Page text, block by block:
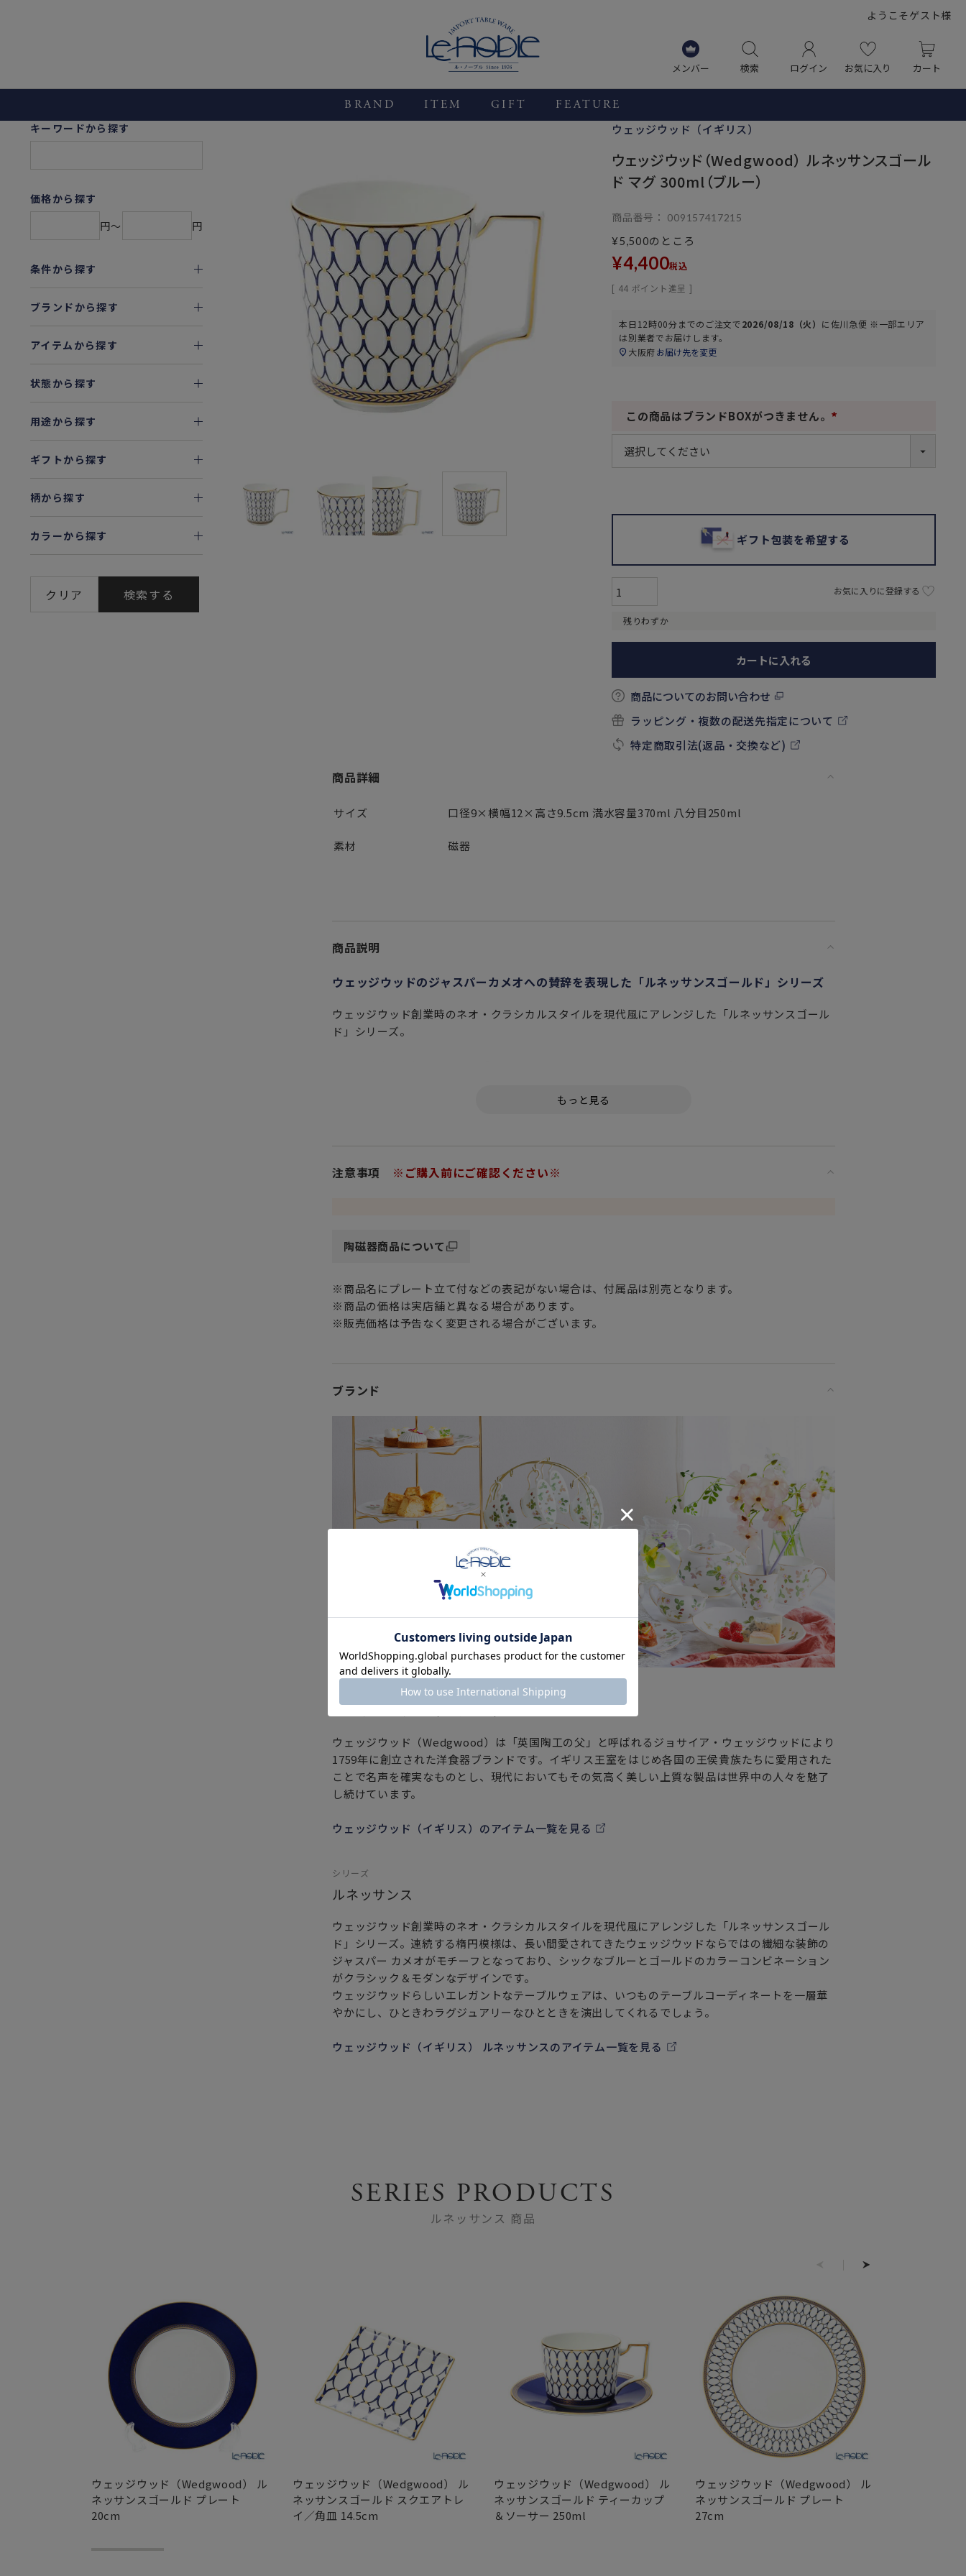
ようこそゲスト様
メンバー 検索 ログイン お気に入り カート
BRAND ITEM GIFT FEATURE
キーワードから探す
価格から探す
円〜
円
条件から探す
ブランドから探す
アイテムから探す
状態から探す
用途から探す
ギフトから探す
柄から探す
カラーから探す
クリア 検索する
ウェッジウッド（イギリス）
ウェッジウッド（Wedgwood） ルネッサンスゴール
ド マグ 300ml（ブルー）
商品番号 009157417215
¥5,500のところ
¥4,400税込
[ 44 ポイント進呈 ]
本日 12時00分までのご注文で2026/08/18（火） に佐川急便 ※一部エリア
は別業者でお届けします。
大阪府お届け先を変更
この商品はブランドBOXがつきません。
ギフト包装を希望する
残りわずか
お気に入りに登録する
カートに入れる
商品についてのお問い合わせ
ラッピング・複数の配送先指定について
特定商取引法(返品・交換など)
商品詳細
サイズ 口径9×横幅12×高さ9.5cm 満水容量370ml 八分目250ml
素材 磁器
商品説明
ウェッジウッドのジャスパーカメオへの賛辞を表現した「ルネッサンスゴールド」シリーズ
ウェッジウッド創業時のネオ・クラシカルスタイルを現代風にアレンジした「ルネッサンスゴール
ド」シリーズ。
「ご使用上の注意」
こちらの商品は金彩が使用されておりますため、電子レンジ・オーブン・食器洗い乾燥機にはご使
注意事項 ※ご購入前にご確認ください※
陶磁器商品について
※商品名にプレート立て付などの表記がない場合は、付属品は別売となります。
※商品の価格は実店舗と異なる場合があります。
※販売価格は予告なく変更される場合がございます。
ブランド
ウェッジウッド（イギリス）
ウェッジウッド（Wedgwood）は「英国陶工の父」と呼ばれるジョサイア・ウェッジウッドにより
1759年に創立された洋食器ブランドです。イギリス王室をはじめ各国の王侯貴族たちに愛用された
ことで名声を確実なものとし、現代においてもその気高く美しい上質な製品は世界中の人々を魅了
し続けています。
ウェッジウッド（イギリス）のアイテム一覧を見る
シリーズ
ルネッサンス
ウェッジウッド創業時のネオ・クラシカルスタイルを現代風にアレンジした「ルネッサンスゴール
ド」シリーズ。連続する楕円模様は、長い間愛されてきたウェッジウッドならではの繊細な装飾の
ジャスパー カメオがモチーフとなっており、シックなブルーとゴールドのカラーコンビネーション
がクラシック＆モダンなデザインです。
ウェッジウッドらしいエレガントなテーブルウェアは、いつものテーブルコーディネートを一層華
やかにし、ひときわラグジュアリーなひとときを演出してくれるでしょう。
ウェッジウッド（イギリス） ルネッサンスのアイテム一覧を見る
SERIES PRODUCTS
ルネッサンス 商品
ウェッジウッド（Wedgwood） ル
ネッサンスゴールド プレート
20cm
ウェッジウッド（Wedgwood） ル
ネッサンスゴールド スクエアトレ
イ／角皿 14.5cm
ウェッジウッド（Wedgwood） ル
ネッサンスゴールド ティーカップ
＆ソーサー 250ml
ウェッジウッド（Wedgwood） ル
ネッサンスゴールド プレート
27cm